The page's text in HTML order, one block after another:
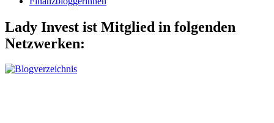
Lady Invest ist Mitglied in folgenden
Netzwerken: